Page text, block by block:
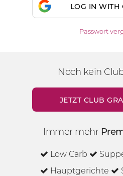
LOG IN WITH
Passwort
Noch kein
JETZT CLUB
Immer mehr
Low Carb
Hauptgerichte